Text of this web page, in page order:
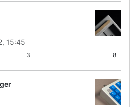
15:45
3 8